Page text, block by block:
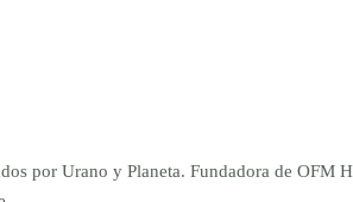
por Urano y Planeta. Fundadora de OFM